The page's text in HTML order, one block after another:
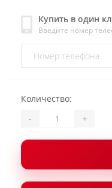
Купить в один
Введите номер
Количество:
- +